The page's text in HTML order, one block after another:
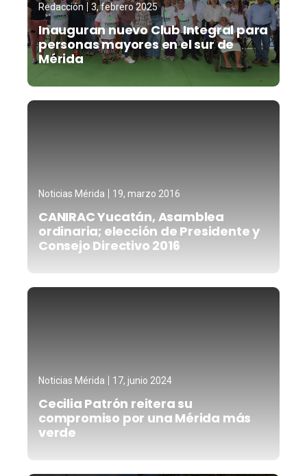
Redacción 3, febrero 2025
Inauguran nuevo Club Integral para
personas mayores en el sur de
Mérida
Noticias Mérida 19, marzo 2016
CANIRAC Yucatán, Asamblea
ordinaria; elección de Presidente y
Consejo Directivo 2016
Noticias Mérida 17, junio 2024
Cecilia Patrón reitera su
compromiso por una Mérida más
verde